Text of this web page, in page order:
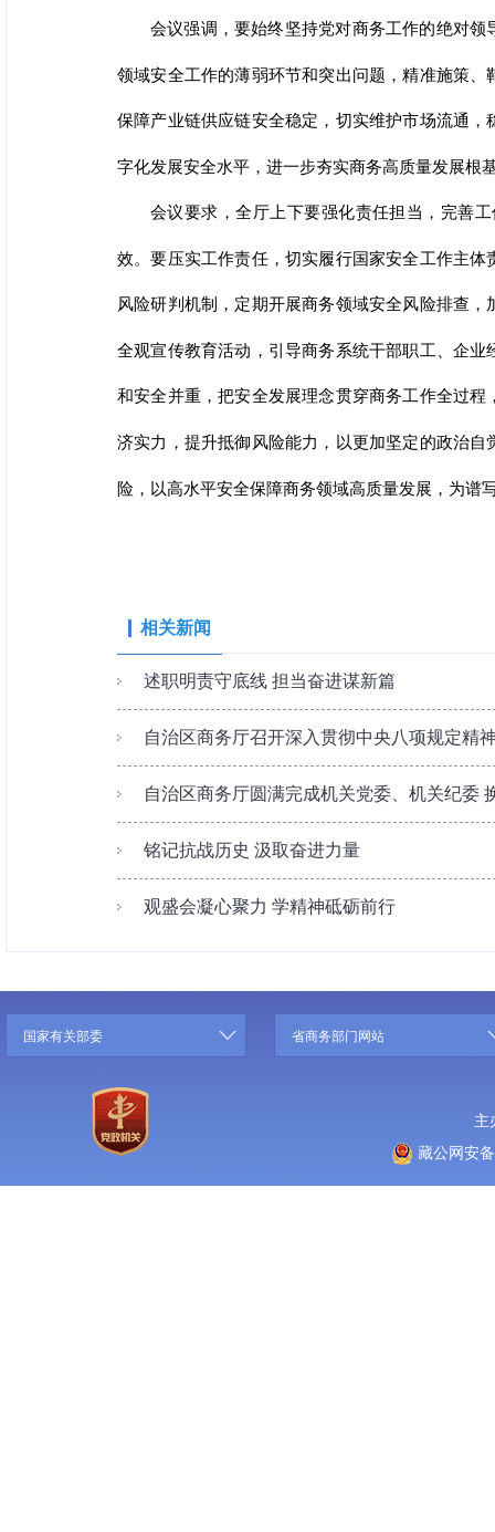
会议强调，要始终坚持党对商务工作的绝对
领域安全工作的薄弱环节和突出问题，精准施策
保障产业链供应链安全稳定，切实维护市场流通
字化发展安全水平，进一步夯实商务高质量发展根
会议要求，全厅上下要强化责任担当，完善
效。要压实工作责任，切实履行国家安全工作主
风险研判机制，定期开展商务领域安全风险排查
全观宣传教育活动，引导商务系统干部职工、企
和安全并重，把安全发展理念贯穿商务工作全过
济实力，提升抵御风险能力，以更加坚定的政治
险，以高水平安全保障商务领域高质量发展，为谱
相关新闻
述职明责守底线 担当奋进谋新篇
自治区商务厅召开深入贯彻中央八项规定精
自治区商务厅圆满完成机关党委、机关纪委
铭记抗战历史 汲取奋进力量
观盛会凝心聚力 学精神砥砺前行
国家有关部委 省商务部门网站
主
藏公网安